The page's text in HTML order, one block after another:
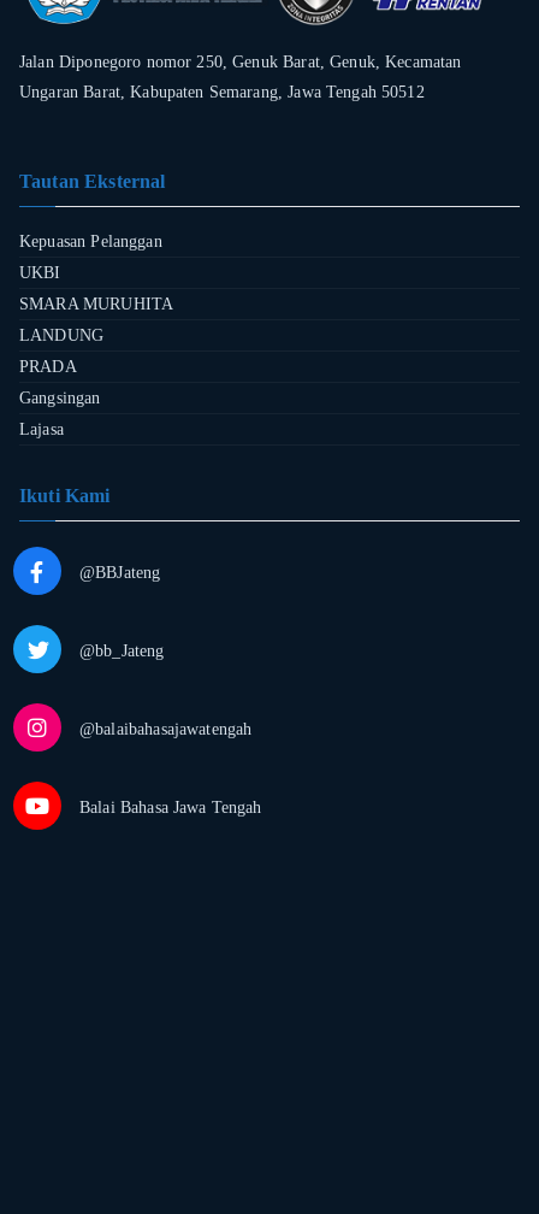
Jalan Diponegoro nomor 250, Genuk Barat, Genuk, Kecamatan
Ungaran Barat, Kabupaten Semarang, Jawa Tengah 50512
Tautan Eksternal
Kepuasan Pelanggan
UKBI
SMARA MURUHITA
LANDUNG
PRADA
Gangsingan
Lajasa
Ikuti Kami
@BBJateng
@bb_Jateng
@balaibahasajawatengah
Balai Bahasa Jawa Tengah